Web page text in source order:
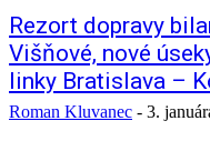
Rezort dopravy
Višňové, nové
linky Bratislava –
Roman Kluvanec - 3.